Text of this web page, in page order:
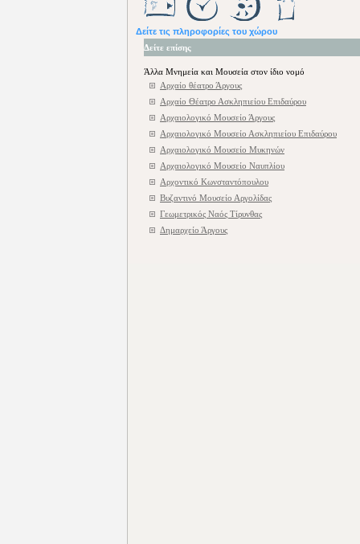
Δείτε τις πληροφορίες του χώρου
Δείτε επίσης
Άλλα Μνημεία και Μουσεία στον ίδιο νομό
Αρχαίο θέατρο Άργους
Αρχαίο Θέατρο Ασκληπιείου Επιδαύρου
Αρχαιολογικό Μουσείο Άργους
Αρχαιολογικό Μουσείο Ασκληπιείου Επιδαύρου
Αρχαιολογικό Μουσείο Μυκηνών
Αρχαιολογικό Μουσείο Ναυπλίου
Αρχοντικό Κωνσταντόπουλου
Βυζαντινό Μουσείο Αργολίδας
Γεωμετρικός Ναός Τίρυνθας
Δημαρχείο Άργους